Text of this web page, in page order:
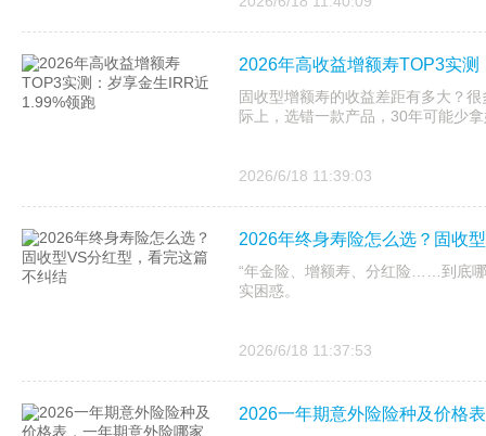
2026年高收益增额寿TOP3实
固收型增额寿的收益差距有多大？
际上，选错一款产品，30年可能少
2026/6/18 11:39:03
2026年终身寿险怎么选？固收
“年金险、增额寿、分红险……到底
实困惑。
2026/6/18 11:37:53
2026一年期意外险险种及价格